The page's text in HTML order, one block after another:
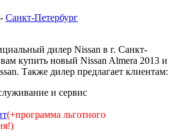
- Санкт-Петербург
дилер Nissan в г. Санкт-
вам купить новый Nissan Almera 2013 и
Также дилер предлагает клиентам:
и сервис
(+программа льготного